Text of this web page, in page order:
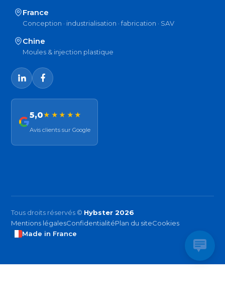
France
Conception · industrialisation · fabrication · SAV
Chine
Moules & injection plastique
5,0★★★★★
Avis clients sur Google
Tous droits réservés © Hybster 2026
Mentions légalesConfidentialitéPlan du siteCookies
Made in France